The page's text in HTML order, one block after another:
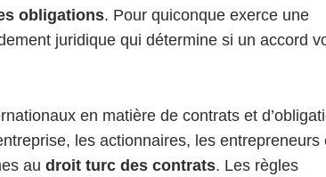
obligations. Pour quiconque exerce une
juridique qui détermine si un accord
en matière de contrats et
les actionnaires, les entrepreneurs
au droit turc des contrats. Les règles